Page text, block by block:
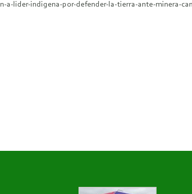
a-lider-indigena-por-defender-la-tierra-ante-minera-